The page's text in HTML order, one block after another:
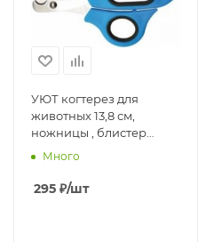
УЮТ когтерез для
животных 13,8 см,
ножницы , блистер
(1х600 шт)
Много
295 ₽/шт